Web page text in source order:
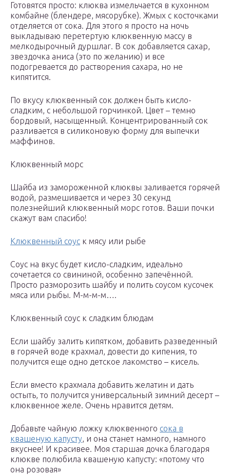
Готовятся просто: клюква измельчается в кухонном
комбайне (блендере, мясорубке). Жмых с косточками
отделяется от сока. Для этого я просто на ночь
выкладываю перетертую клюквенную массу в
мелкодырочный дуршлаг. В сок добавляется сахар,
звездочка аниса (это по желанию) и все
подогревается до растворения сахара, но не
кипятится.
По вкусу клюквенный сок должен быть кисло-
сладким, с небольшой горчинкой. Цвет – темно
бордовый, насыщенный. Концентрированный сок
разливается в силиконовую форму для выпечки
маффинов.
Клюквенный морс
Шайба из замороженной клюквы заливается горячей
водой, размешивается и через 30 секунд
полезнейший клюквенный морс готов. Ваши почки
скажут вам спасибо!
Клюквенный соус к мясу или рыбе
Соус на вкус будет кисло-сладким, идеально
сочетается со свининой, особенно запечённой.
Просто разморозить шайбу и полить соусом кусочек
мяса или рыбы. М-м-м-м….
Клюквенный соус к сладким блюдам
Если шайбу залить кипятком, добавить разведенный
в горячей воде крахмал, довести до кипения, то
получится еще одно детское лакомство – кисель.
Если вместо крахмала добавить желатин и дать
остыть, то получится универсальный зимний десерт –
клюквенное желе. Очень нравится детям.
Добавьте чайную ложку клюквенного сока в
квашеную капусту, и она станет намного, намного
вкуснее! И красивее. Моя старшая дочка благодаря
клюкве полюбила квашеную капусту: «потому что
она розовая»